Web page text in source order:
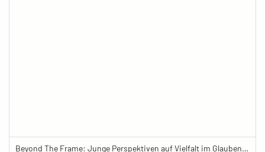
Beyond The Frame: Junge Perspektiven auf Vielfalt im Glauben - Frau arbeitet im Büro eines buddhistischen Zentrums